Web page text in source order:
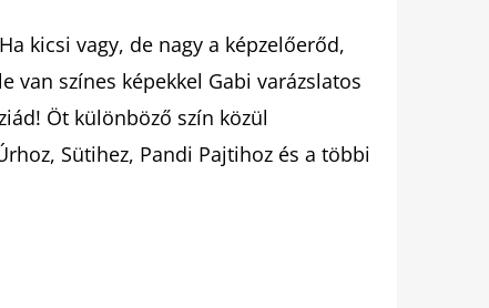
kicsi vagy, de nagy a képzelőerőd,
van színes képekkel Gabi varázslatos
Öt különböző szín közül
Sütihez, Pandi Pajtihoz és a többi